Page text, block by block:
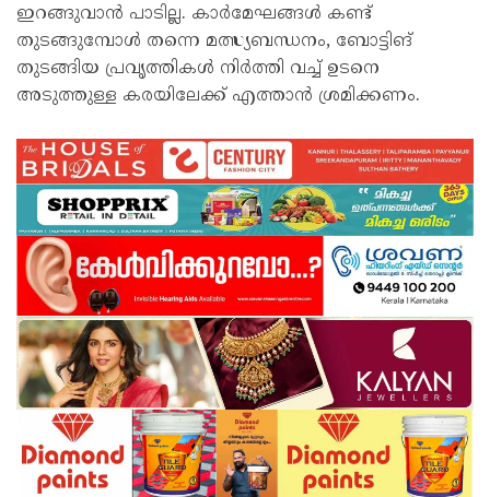
ഇറങ്ങുവാൻ പാടില്ല. കാർമേഘങ്ങൾ കണ്ട്
തുടങ്ങുമ്പോൾ തന്നെ മത്സ്യബന്ധനം, ബോട്ടിങ്
തുടങ്ങിയ പ്രവൃത്തികൾ നിർത്തി വച്ച് ഉടനെ
അടുത്തുള്ള കരയിലേക്ക് എത്താൻ ശ്രമിക്കണം.